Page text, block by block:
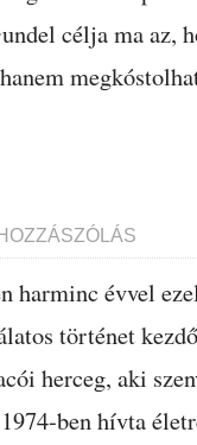
célja ma az,
harminc évvel
történet
herceg, aki
ben hívta